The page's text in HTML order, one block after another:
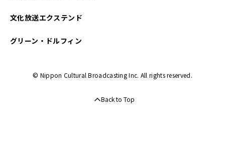
文化放送エクステンド
グリーン・ドルフィン
© Nippon Cultural Broadcasting Inc. All rights reserved.
Back to Top